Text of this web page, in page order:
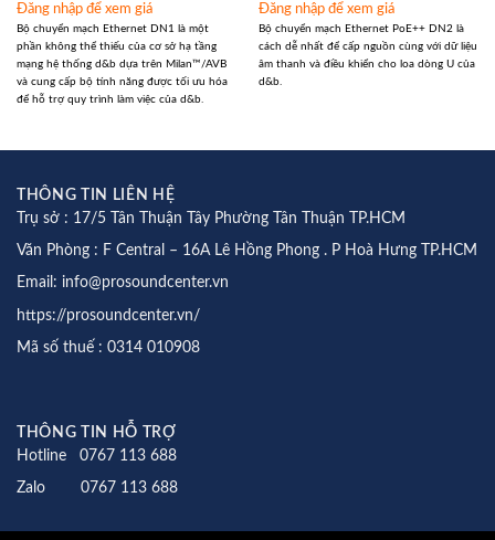
Đăng nhập để xem giá
Bộ chuyển mạch Ethernet DN1 là một
phần không thể thiếu của cơ sở hạ tầng
mạng hệ thống d&b dựa trên Milan™/AVB
và cung cấp bộ tính năng được tối ưu hóa
để hỗ trợ quy trình làm việc của d&b.
Đăng nhập để xem giá
Bộ chuyển mạch Ethernet PoE++ DN2 là
cách dễ nhất để cấp nguồn cùng với dữ liệu
âm thanh và điều khiển cho loa dòng U của
d&b.
THÔNG TIN LIÊN HỆ
Trụ sở : 17/5 Tân Thuận Tây Phường Tân Thuận TP.HCM
Văn Phòng : F Central – 16A Lê Hồng Phong . P Hoà Hưng TP.HCM
Email: info@prosoundcenter.vn
https://prosoundcenter.vn/
Mã số thuế : 0314 010908
THÔNG TIN HỖ TRỢ
Hotline 0767 113 688
Zalo 0767 113 688